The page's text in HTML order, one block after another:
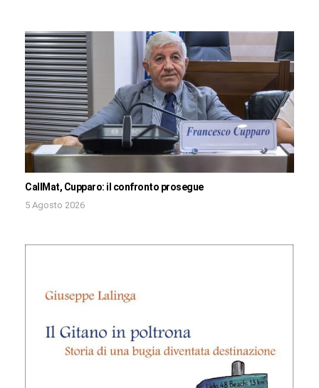
CallMat, Cupparo: il confronto prosegue
5 Agosto 2026